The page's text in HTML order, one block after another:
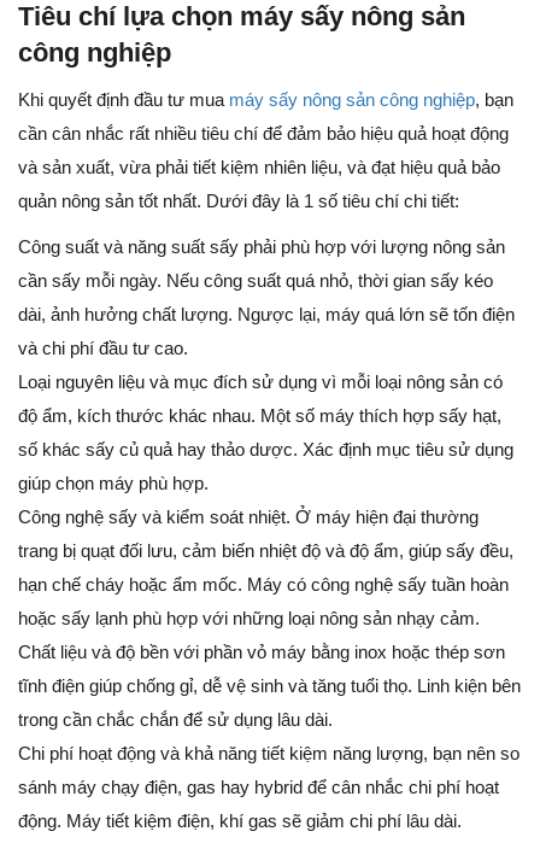
Tiêu chí lựa chọn máy sấy nông sản
công nghiệp
Khi quyết định đầu tư mua máy sấy nông sản công nghiệp, bạn
cần cân nhắc rất nhiều tiêu chí để đảm bảo hiệu quả hoạt động
và sản xuất, vừa phải tiết kiệm nhiên liệu, và đạt hiệu quả bảo
quản nông sản tốt nhất. Dưới đây là 1 số tiêu chí chi tiết:
Công suất và năng suất sấy phải phù hợp với lượng nông sản
cần sấy mỗi ngày. Nếu công suất quá nhỏ, thời gian sấy kéo
dài, ảnh hưởng chất lượng. Ngược lại, máy quá lớn sẽ tốn điện
và chi phí đầu tư cao.
Loại nguyên liệu và mục đích sử dụng vì mỗi loại nông sản có
độ ẩm, kích thước khác nhau. Một số máy thích hợp sấy hạt,
số khác sấy củ quả hay thảo dược. Xác định mục tiêu sử dụng
giúp chọn máy phù hợp.
Công nghệ sấy và kiểm soát nhiệt. Ở máy hiện đại thường
trang bị quạt đối lưu, cảm biến nhiệt độ và độ ẩm, giúp sấy đều,
hạn chế cháy hoặc ẩm mốc. Máy có công nghệ sấy tuần hoàn
hoặc sấy lạnh phù hợp với những loại nông sản nhạy cảm.
Chất liệu và độ bền với phần vỏ máy bằng inox hoặc thép sơn
tĩnh điện giúp chống gỉ, dễ vệ sinh và tăng tuổi thọ. Linh kiện bên
trong cần chắc chắn để sử dụng lâu dài.
Chi phí hoạt động và khả năng tiết kiệm năng lượng, bạn nên so
sánh máy chạy điện, gas hay hybrid để cân nhắc chi phí hoạt
động. Máy tiết kiệm điện, khí gas sẽ giảm chi phí lâu dài.